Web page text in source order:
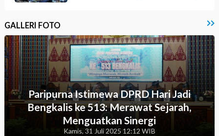
GALLERI FOTO
Paripurna Istimewa DPRD Hari Jadi
Bengkalis ke 513: Merawat Sejarah,
Menguatkan Sinergi
Kamis, 31 Juli 2025 12:12 WIB